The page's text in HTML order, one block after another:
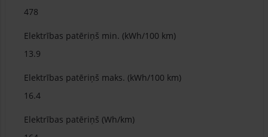
478
Elektrības patēriņš min. (kWh/100 km)
13.9
Elektrības patēriņš maks. (kWh/100 km)
16.4
Elektrības patēriņš (Wh/km)